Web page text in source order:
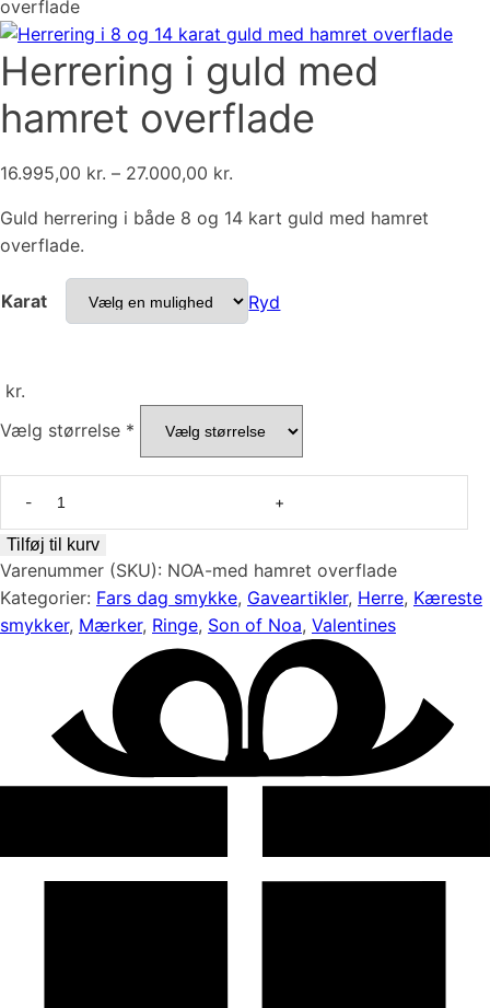
overflade
Herrering i guld med
hamret overflade
16.995,00 kr. – 27.000,00 kr.
til
Guld herrering i både 8 og 14 kart guld med hamret
overflade.
Karat Ryd
kr.
Vælg størrelse *
guld
med
hamret
overflade
Tilføj til kurv
Varenummer (SKU): NOA-med hamret overflade
Kategorier: Fars dag smykke, Gaveartikler, Herre, Kæreste
smykker, Mærker, Ringe, Son of Noa, Valentines